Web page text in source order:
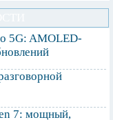
5G: AMOLED-
7: мощный,